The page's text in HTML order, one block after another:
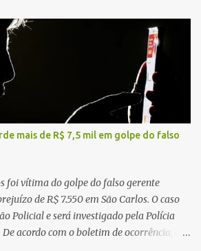
mais de R$ 7,5 mil em golpe do falso
foi vítima do golpe do falso gerente
de R$ 7.550 em São Carlos. O caso
Policial e será investigado pela Polícia
acordo com o boletim de ocorrência, a